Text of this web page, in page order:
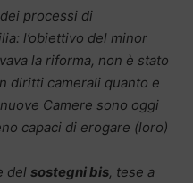
dei processi di
l’obiettivo del minor
la riforma, non è stato
diritti camerali quanto e
Camere sono oggi
capaci di erogare (loro)
del sostegni bis, tese a